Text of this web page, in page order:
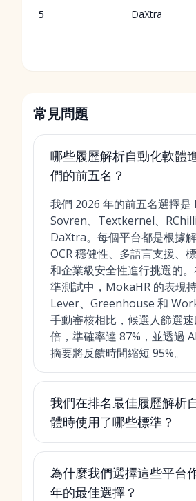
5 DaXtra
常見問題
哪些履歷解析自動化軟體
們的前五名？
我們 2026 年的前五名選擇是
Sovren、Textkernel、
DaXtra。每個平台都是根據解
OCR 穩健性、多語言支援、
和企業級安全性進行挑選的
準測試中，MokaHR 的表現
Lever、Greenhouse 和
手動審核相比，候選人篩選
倍，準確率達 87%，並透過
摘要將反饋時間縮短 95%。
我們在排名最佳履歷解析
體時使用了哪些標準？
為什麼我們選擇這些平台
年的最佳選擇？